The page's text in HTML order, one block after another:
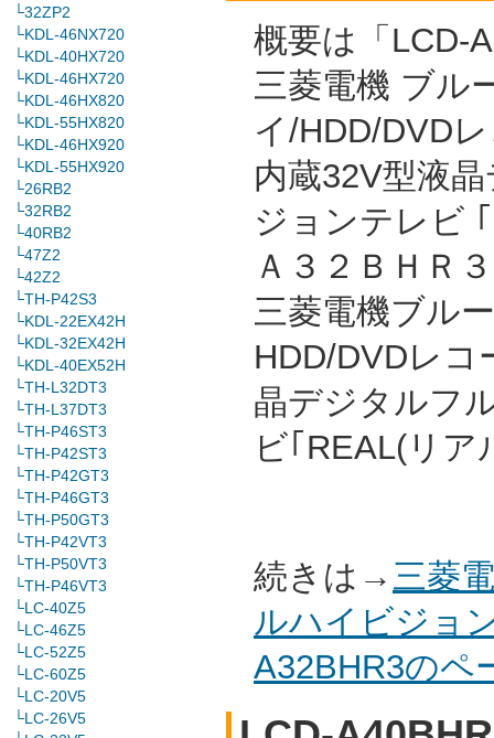
概要は「LCD-
三菱電機 ブル
イ/HDD/DVD
内蔵32V型液
ジョンテレビ
Ａ３２ＢＨＲ
三菱電機ブル
HDD/DVDレコ
晶デジタルフ
ビ｢REAL(リア
続きは→ 三菱
ルハイビジョ
A32BHR3のペ
└32ZP2
└KDL-46NX720
└KDL-40HX720
└KDL-46HX720
└KDL-46HX820
└KDL-55HX820
└KDL-46HX920
└KDL-55HX920
└26RB2
└32RB2
└40RB2
└47Z2
└42Z2
└TH-P42S3
└KDL-22EX42H
└KDL-32EX42H
└KDL-40EX52H
└TH-L32DT3
└TH-L37DT3
└TH-P46ST3
└TH-P42ST3
└TH-P42GT3
└TH-P46GT3
└TH-P50GT3
└TH-P42VT3
└TH-P50VT3
└TH-P46VT3
└LC-40Z5
└LC-46Z5
└LC-52Z5
└LC-60Z5
└LC-20V5
└LC-26V5